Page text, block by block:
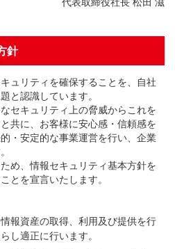
針
ュリティを確保することを、自社
と認識しています。
セキュリティ上の脅威からこれを
共に、お客様に安心感・信頼感を
・安定的な事業運営を行い、企業
め、情報セキュリティ基本方針を
とを宣言いたします。
報資産の取得、利用及び提供を行
し適正に行います。